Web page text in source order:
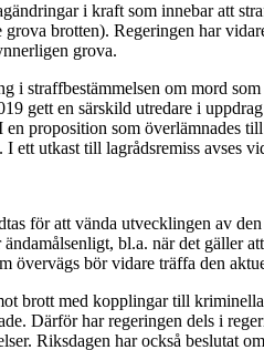
i kraft som innebar att
brotten). Regeringen har
grova.
i straffbestämmelsen om mord
gett en särskild utredare i
proposition som överlämnades
ett utkast till lagrådsremiss avses
för att vända utvecklingen av
ändamålsenligt, bl.a. när det
övervägs bör vidare träffa den
brott med kopplingar till
Därför har regeringen dels i
Riksdagen har också beslutat